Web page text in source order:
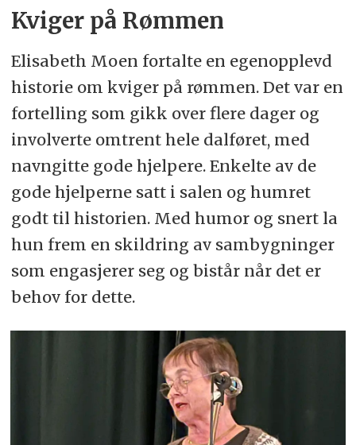
Kviger på Rømmen
Elisabeth Moen fortalte en egenopplevd
historie om kviger på rømmen. Det var en
fortelling som gikk over flere dager og
involverte omtrent hele dalføret, med
navngitte gode hjelpere. Enkelte av de
gode hjelperne satt i salen og humret
godt til historien. Med humor og snert la
hun frem en skildring av sambygninger
som engasjerer seg og bistår når det er
behov for dette.